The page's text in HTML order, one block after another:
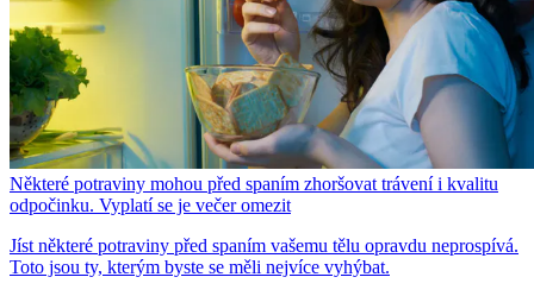
Některé potraviny mohou před spaním zhoršovat trávení i kvalitu
odpočinku. Vyplatí se je večer omezit
Jíst některé potraviny před spaním vašemu tělu opravdu neprospívá.
Toto jsou ty, kterým byste se měli nejvíce vyhýbat.